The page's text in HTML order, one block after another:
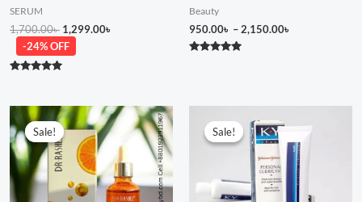
SERUM
1,700.00৳ 1,299.00৳
-24% OFF
Beauty
950.00৳ –2,150.00৳
Sale!
Sale!
Original
price
was:
650.00৳ .
Current
price
is:
480.00৳ .
Sale!
Sale!
range:
499.00৳
through
850.00৳